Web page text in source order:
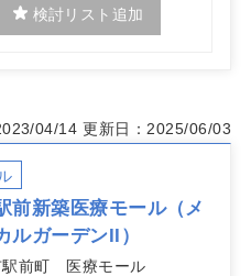
検討リスト追加
04/14 更新日：2025/06/03
前新築医療モール（メ
ルガーデンII）
駅前町 医療モール